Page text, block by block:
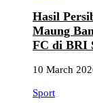
Hasil
Maung
FC di BRI
10 March
Sport